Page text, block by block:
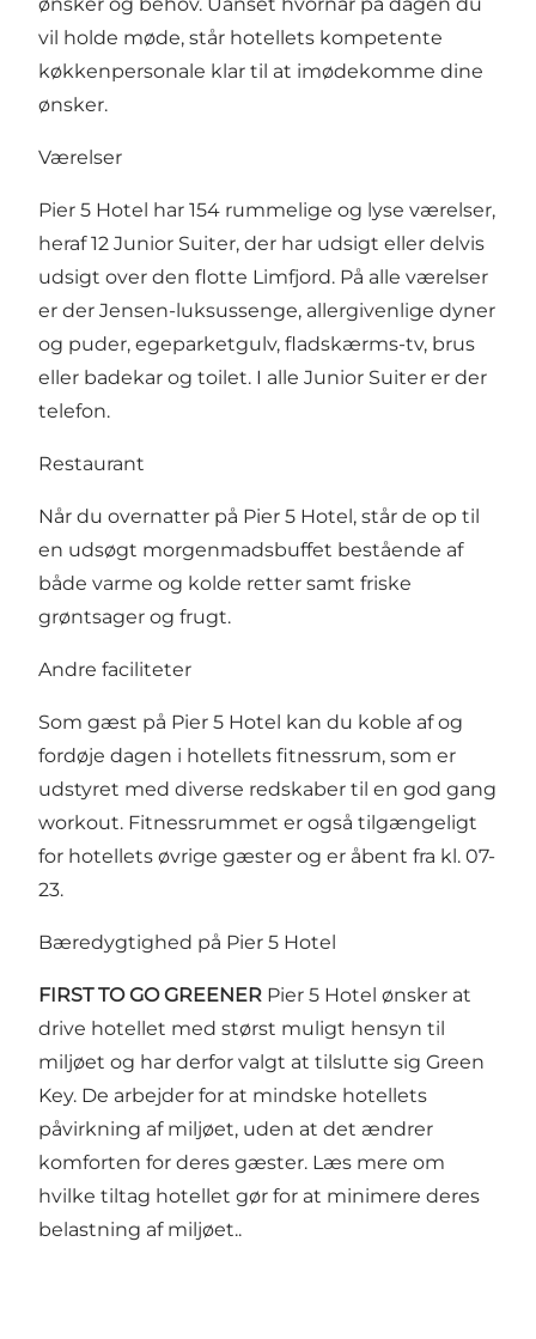
vil holde møde, står hotellets kompetente
køkkenpersonale klar til at imødekomme dine
ønsker.
Værelser
Pier 5 Hotel har 154 rummelige og lyse værelser,
heraf 12 Junior Suiter, der har udsigt eller delvis
udsigt over den flotte Limfjord. På alle værelser
er der Jensen-luksussenge, allergivenlige dyner
og puder, egeparketgulv, fladskærms-tv, brus
eller badekar og toilet. I alle Junior Suiter er der
telefon.
Restaurant
Når du overnatter på Pier 5 Hotel, står de op til
en udsøgt morgenmadsbuffet bestående af
både varme og kolde retter samt friske
grøntsager og frugt.
Andre faciliteter
Som gæst på Pier 5 Hotel kan du koble af og
fordøje dagen i hotellets fitnessrum, som er
udstyret med diverse redskaber til en god gang
workout. Fitnessrummet er også tilgængeligt
for hotellets øvrige gæster og er åbent fra kl. 07-
23.
Bæredygtighed på Pier 5 Hotel
FIRST TO GO GREENER Pier 5 Hotel ønsker at
drive hotellet med størst muligt hensyn til
miljøet og har derfor valgt at tilslutte sig Green
Key. De arbejder for at mindske hotellets
påvirkning af miljøet, uden at det ændrer
komforten for deres gæster. Læs mere om
hvilke tiltag hotellet gør for at minimere deres
belastning af miljøet..